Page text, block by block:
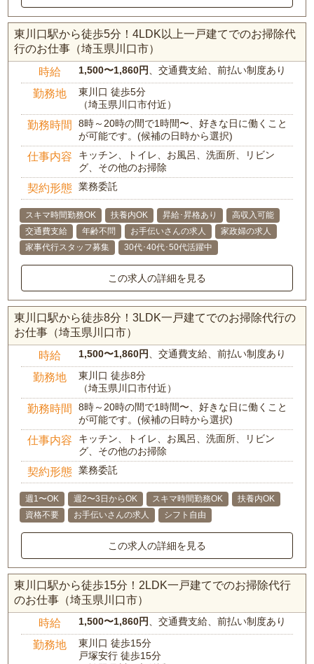
東川口駅から徒歩5分！4LDK以上一戸建てでのお掃除代
行のお仕事（埼玉県川口市）
時給 1,500〜1,860円、交通費支給、前払い制度あり
勤務地
東川口 徒歩5分
（埼玉県川口市付近）
勤務時間
8時～20時の間で1時間〜、好きな日に働くこと
が可能です。(候補の日時から選択)
仕事内容
キッチン、トイレ、お風呂、洗面所、リビン
グ、その他のお掃除
契約形態 業務委託
スキマ時間勤務OK 扶養内OK 昇給･昇格あり
高収入可能
交通費支給
年齢不問 お手伝いさんの求人
家政婦の求人
家事代行スタッフ募集
30代･40代･50代活躍中
この求人の詳細を見る
東川口駅から徒歩8分！3LDK一戸建てでのお掃除代行の
お仕事（埼玉県川口市）
時給 1,500〜1,860円、交通費支給、前払い制度あり
勤務地
東川口 徒歩8分
（埼玉県川口市付近）
勤務時間
8時～20時の間で1時間〜、好きな日に働くこと
が可能です。(候補の日時から選択)
仕事内容
キッチン、トイレ、お風呂、洗面所、リビン
グ、その他のお掃除
契約形態 業務委託
週1〜OK 週2〜3日からOK スキマ時間勤務OK
扶養内OK
資格不要
お手伝いさんの求人 シフト自由
この求人の詳細を見る
東川口駅から徒歩15分！2LDK一戸建てでのお掃除代行
のお仕事（埼玉県川口市）
時給 1,500〜1,860円、交通費支給、前払い制度あり
勤務地
東川口 徒歩15分
戸塚安行 徒歩15分